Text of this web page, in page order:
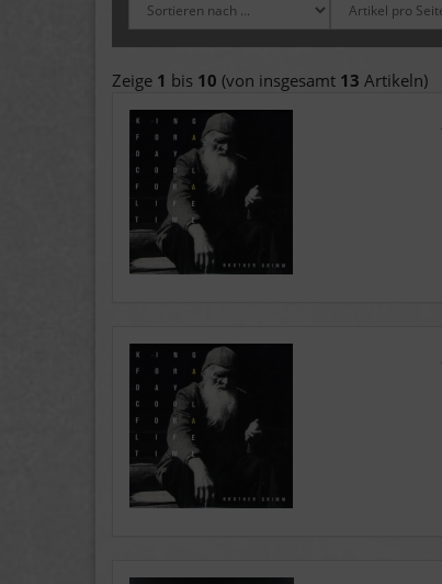
Zeige 1 bis 10 (von insgesamt 13 Artikeln)